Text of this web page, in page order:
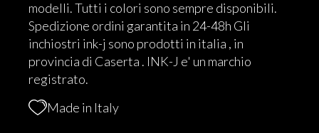
modelli. Tutti i colori sono sempre disponibili.
Spedizione ordini garantita in 24-48h Gli
inchiostri ink-j sono prodotti in italia , in
provincia di Caserta . INK-J e' un marchio
registrato.
Made in Italy